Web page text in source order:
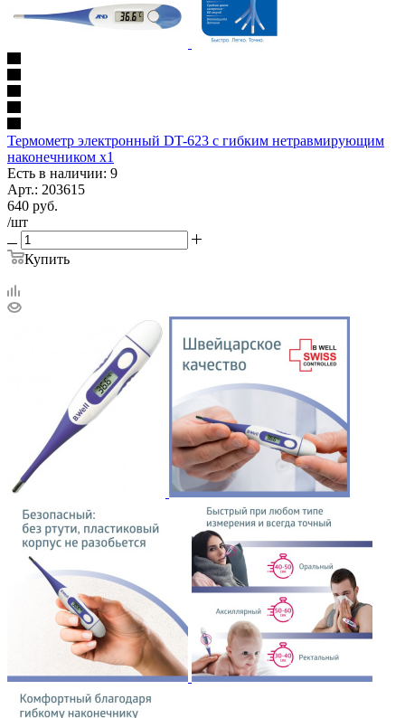
Термометр электронный DT-623 с гибким нетравмирующим
наконечником х1
Есть в наличии: 9
Арт.: 203615
640 руб.
/шт
Купить